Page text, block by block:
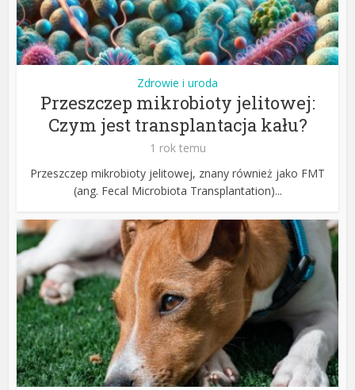
Zdrowie i uroda
Przeszczep mikrobioty jelitowej:
Czym jest transplantacja kału?
1 rok temu
Przeszczep mikrobioty jelitowej, znany również jako FMT
(ang. Fecal Microbiota Transplantation)...